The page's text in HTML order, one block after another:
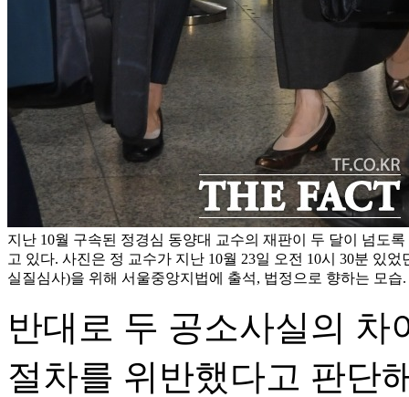
지난 10월 구속된 정경심 동양대 교수의 재판이 두 달이 넘도
고 있다. 사진은 정 교수가 지난 10월 23일 오전 10시 30분 있
실질심사)을 위해 서울중앙지법에 출석, 법정으로 향하는 모습
반대로 두 공소사실의 차
절차를 위반했다고 판단